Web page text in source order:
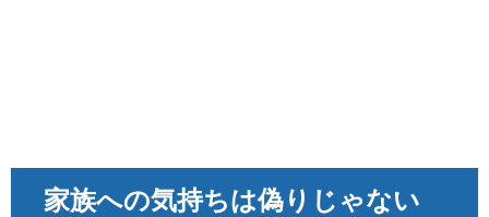
家族への気持ちは偽りじゃない